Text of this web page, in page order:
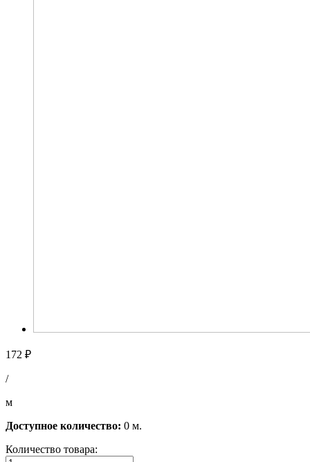
172 ₽
/
м
Доступное количество: 0 м.
Количество товара: